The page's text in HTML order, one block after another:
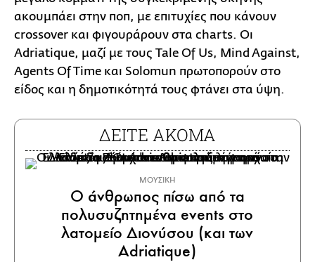
ακουμπάει στην ποπ, με επιτυχίες που κάνουν
crossover και φιγουράρουν στα charts. Οι
Adriatique, μαζί με τους Tale Of Us, Mind Against,
Agents Of Time και Solomun πρωτοπορούν στο
είδος και η δημοτικότητά τους φτάνει στα ύψη.
ΔΕΙΤΕ ΑΚΟΜΑ
ΜΟΥΣΙΚΗ
Ο άνθρωπος πίσω από τα
πολυσυζητημένα events στο
λατομείο Διονύσου (και των
Adriatique)